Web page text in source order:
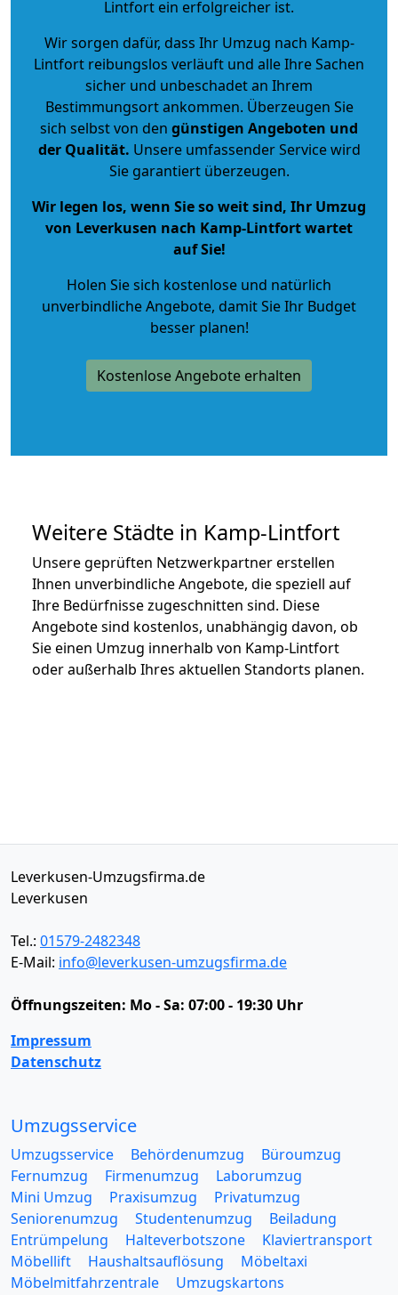
Lintfort ein erfolgreicher ist.
Wir sorgen dafür, dass Ihr Umzug nach Kamp-
Lintfort reibungslos verläuft und alle Ihre Sachen
sicher und unbeschadet an Ihrem
Bestimmungsort ankommen. Überzeugen Sie
sich selbst von den günstigen Angeboten und
der Qualität. Unsere umfassender Service wird
Sie garantiert überzeugen.
Wir legen los, wenn Sie so weit sind, Ihr Umzug
von Leverkusen nach Kamp-Lintfort wartet
auf Sie!
Holen Sie sich kostenlose und natürlich
unverbindliche Angebote, damit Sie Ihr Budget
besser planen!
Kostenlose Angebote erhalten
Weitere Städte in Kamp-Lintfort
Unsere geprüften Netzwerkpartner erstellen
Ihnen unverbindliche Angebote, die speziell auf
Ihre Bedürfnisse zugeschnitten sind. Diese
Angebote sind kostenlos, unabhängig davon, ob
Sie einen Umzug innerhalb von Kamp-Lintfort
oder außerhalb Ihres aktuellen Standorts planen.
Leverkusen-Umzugsfirma.de
Leverkusen
Tel.: 01579-2482348
E-Mail: info@leverkusen-umzugsfirma.de
Öffnungszeiten: Mo - Sa: 07:00 - 19:30 Uhr
Impressum
Datenschutz
Umzugsservice
Umzugsservice Behördenumzug
Büroumzug
Fernumzug
Firmenumzug
Laborumzug
Mini Umzug
Praxisumzug
Privatumzug
Seniorenumzug
Studentenumzug
Beiladung
Entrümpelung
Halteverbotszone
Klaviertransport
Möbellift
Haushaltsauflösung
Möbeltaxi
Möbelmitfahrzentrale
Umzugskartons